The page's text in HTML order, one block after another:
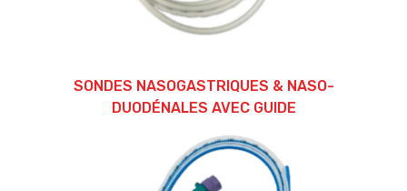
SONDES NASOGASTRIQUES & NASO-
DUODÉNALES AVEC GUIDE